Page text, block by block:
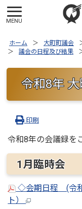
ホーム 大町町議会
議会の日程及び結果
令和8年
印刷
令和8年の会議録を
1月臨時会
◇会期日程 (令和
ト）